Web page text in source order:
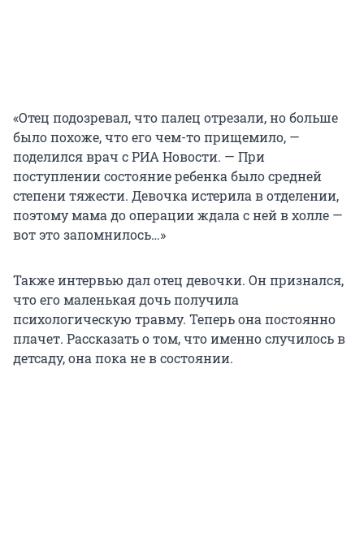
«Отец подозревал, что палец отрезали, но больше
было похоже, что его чем-то прищемило, —
поделился врач с РИА Новости. — При
поступлении состояние ребенка было средней
степени тяжести. Девочка истерила в отделении,
поэтому мама до операции ждала с ней в холле —
вот это запомнилось…»
Также интервью дал отец девочки. Он признался,
что его маленькая дочь получила
психологическую травму. Теперь она постоянно
плачет. Рассказать о том, что именно случилось в
детсаду, она пока не в состоянии.